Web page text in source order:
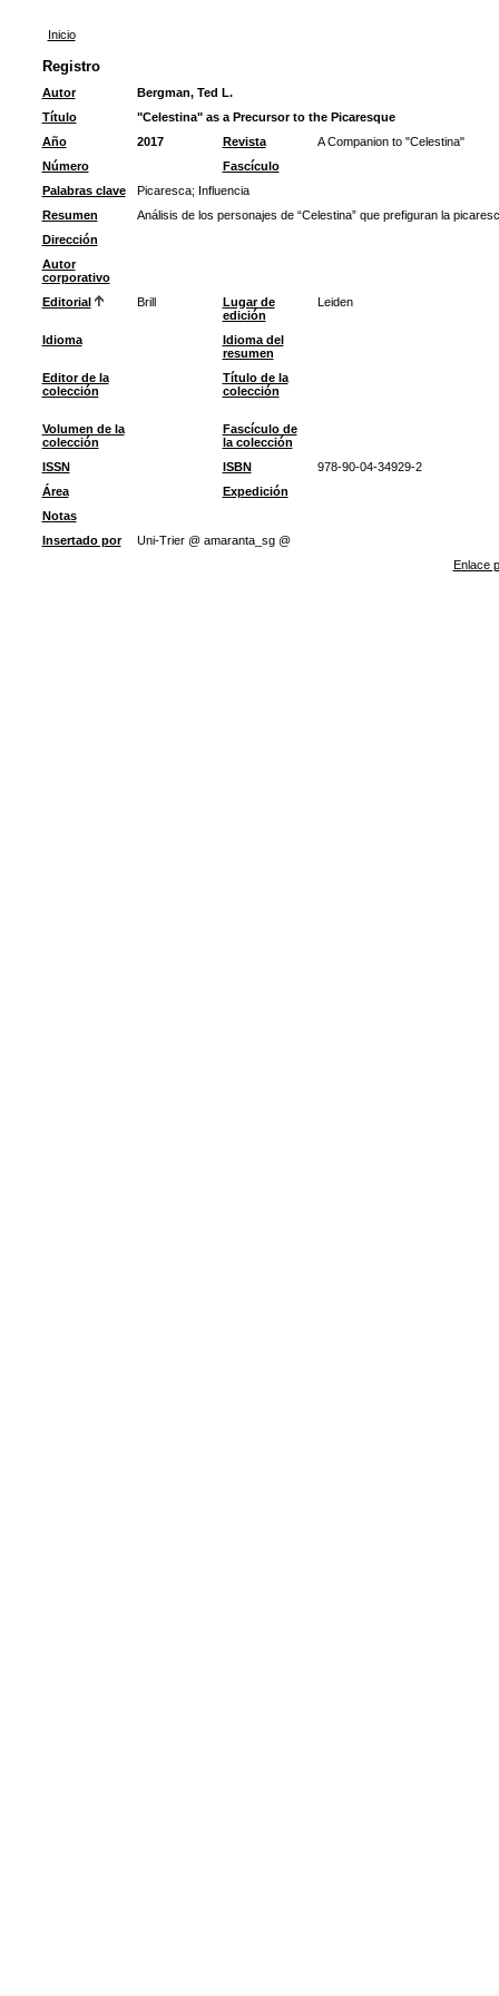
Inicio
Registro
Autor
Bergman, Ted L.
Título
"Celestina" as a Precursor to the Picaresque
Año
2017 Revista
A Companion to "Celestina"
Número
Fascículo
Palabras clave
Picaresca; Influencia
Resumen
Análisis de los personajes de “Celestina” que prefiguran la
Dirección
Autor
corporativo
Editorial
Brill
Lugar de
edición
Leiden
Idioma
Idioma del
resumen
Editor de la
colección
Título de la
colección
Volumen de la
colección
Fascículo de
la colección
ISSN
ISBN
978-90-04-34929-2
Área
Expedición
Notas
Insertado por
Uni-Trier @ amaranta_sg @
Enlace